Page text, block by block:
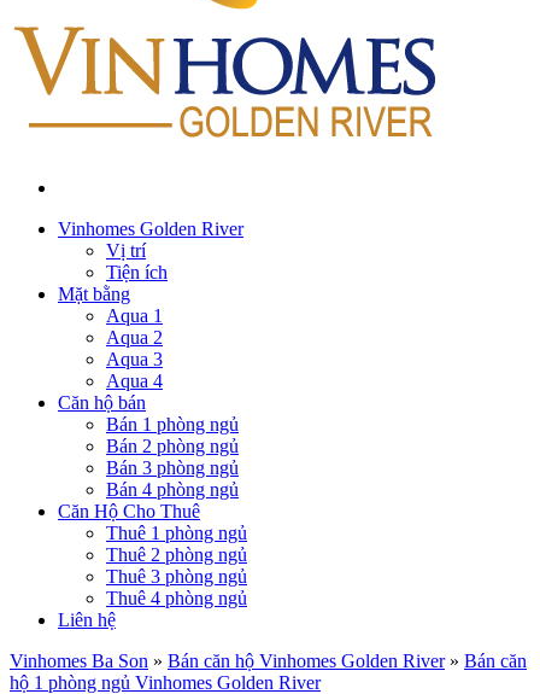
Vinhomes Golden River
Vị trí
Tiện ích
Mặt bằng
Aqua 1
Aqua 2
Aqua 3
Aqua 4
Căn hộ bán
Bán 1 phòng ngủ
Bán 2 phòng ngủ
Bán 3 phòng ngủ
Bán 4 phòng ngủ
Căn Hộ Cho Thuê
Thuê 1 phòng ngủ
Thuê 2 phòng ngủ
Thuê 3 phòng ngủ
Thuê 4 phòng ngủ
Liên hệ
Vinhomes Ba Son » Bán căn hộ Vinhomes Golden River» Bán căn
hộ 1 phòng ngủ Vinhomes Golden River